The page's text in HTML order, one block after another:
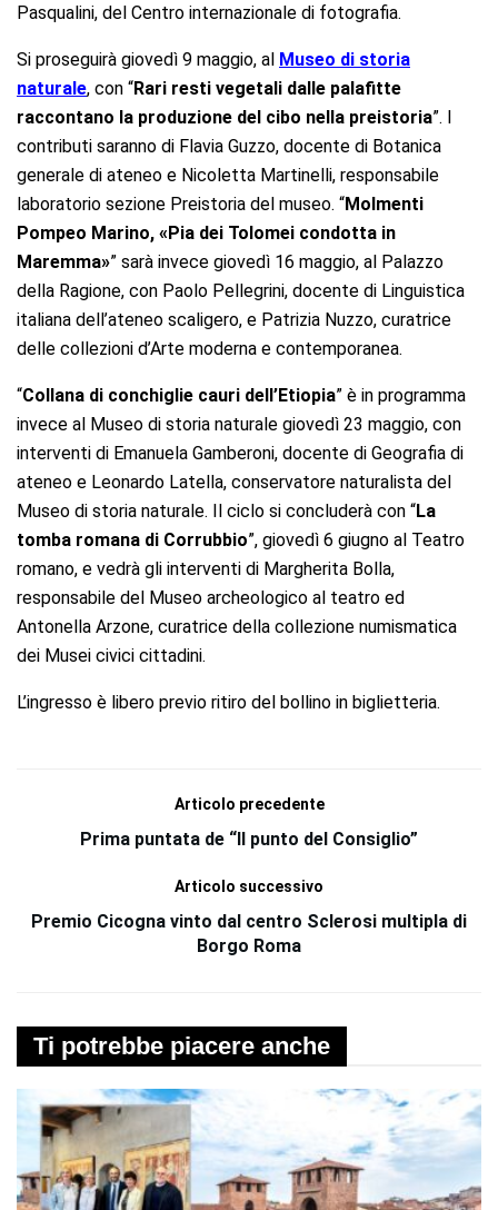
Pasqualini, del Centro internazionale di fotografia.
Si proseguirà giovedì 9 maggio, al Museo di storia
naturale, con “Rari resti vegetali dalle palafitte
raccontano la produzione del cibo nella preistoria”. I
contributi saranno di Flavia Guzzo, docente di Botanica
generale di ateneo e Nicoletta Martinelli, responsabile
laboratorio sezione Preistoria del museo. “Molmenti
Pompeo Marino, «Pia dei Tolomei condotta in
Maremma»” sarà invece giovedì 16 maggio, al Palazzo
della Ragione, con Paolo Pellegrini, docente di Linguistica
italiana dell’ateneo scaligero, e Patrizia Nuzzo, curatrice
delle collezioni d’Arte moderna e contemporanea.
“Collana di conchiglie cauri dell’Etiopia” è in programma
invece al Museo di storia naturale giovedì 23 maggio, con
interventi di Emanuela Gamberoni, docente di Geografia di
ateneo e Leonardo Latella, conservatore naturalista del
Museo di storia naturale. Il ciclo si concluderà con “La
tomba romana di Corrubbio”, giovedì 6 giugno al Teatro
romano, e vedrà gli interventi di Margherita Bolla,
responsabile del Museo archeologico al teatro ed
Antonella Arzone, curatrice della collezione numismatica
dei Musei civici cittadini.
L’ingresso è libero previo ritiro del bollino in biglietteria.
Articolo precedente
Prima puntata de “Il punto del Consiglio”
Articolo successivo
Premio Cicogna vinto dal centro Sclerosi multipla di
Borgo Roma
Ti potrebbe piacere anche